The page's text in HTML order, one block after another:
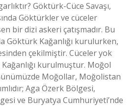
Göktürk-Cüce Savaşı,
Göktürkler ve cüceler
bir dizi askeri çatışmadır. Bu
Göktürk Kağanlığı kurulurken,
çekilmiştir. Cüceler yok
kurulmuştur. Moğol
Moğollar, Moğolistan
Aga Özerk Bölgesi,
ve Buryatya Cumhuriyeti’nde